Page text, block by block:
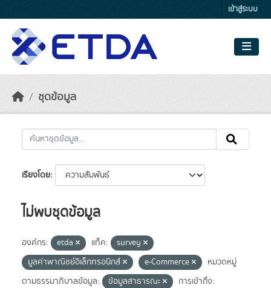
เข้าสู่ระบบ
ชุดข้อมูล
เรียงโดย
ไม่พบชุดข้อมูล
องค์กร: etda แท็ค:
survey
มูลค่าพาณิชย์อิเล็กทรอนิกส์
e-Commerce
หมวดหมู่
ตามธรรมาภิบาลข้อมูล:
ข้อมูลสาธารณะ
การเข้าถึง: